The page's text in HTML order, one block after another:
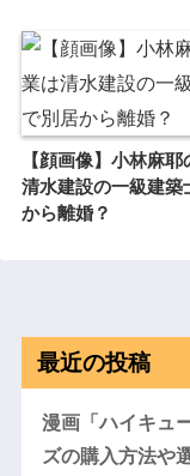
【顔画像】小林麻
清水建設の一級建築
から離婚？
最近の投稿
漫画「ハイキュ
ズの購入方法や